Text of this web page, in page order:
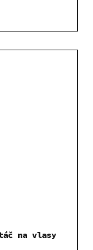
na vlasy